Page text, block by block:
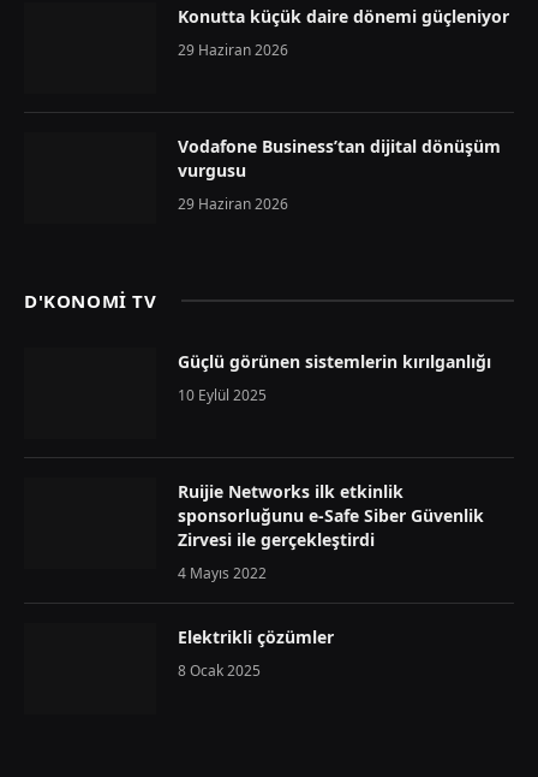
Konutta küçük daire dönemi güçleniyor
29 Haziran 2026
Vodafone Business’tan dijital dönüşüm
vurgusu
29 Haziran 2026
D'KONOMİ TV
Güçlü görünen sistemlerin kırılganlığı
10 Eylül 2025
Ruijie Networks ilk etkinlik
sponsorluğunu e-Safe Siber Güvenlik
Zirvesi ile gerçekleştirdi
4 Mayıs 2022
Elektrikli çözümler
8 Ocak 2025